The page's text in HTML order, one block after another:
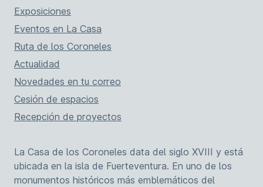
Exposiciones
Eventos en La Casa
Ruta de los Coroneles
Actualidad
Novedades en tu correo
Cesión de espacios
Recepción de proyectos
La Casa de los Coroneles data del siglo XVIII y está
ubicada en la isla de Fuerteventura. En uno de los
monumentos históricos más emblemáticos del